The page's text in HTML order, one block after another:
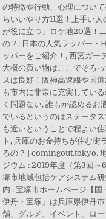
の特徴や行動、心理につい
ちいいやり方11選！上手い
が役に立つ」ロケ地20選！
の？, 日本の人気ラッパー・
ッパーをご紹介！, 西宮ガー
大概の買い物はここでそろ
スは良好！阪神高速線や国
も市内に非常に充実してい
く問題ない, 誰もが認めるお
でいるというのはステータ
も近いということで程よい
ト, 兵庫のお金持ちが住む
るの？ | comingout.tokyo.
ジウム : 2019年度（第3回～
塚市地域包括ケアシステム
内 : 宝塚市ホームページ【
伊丹・宝塚」は兵庫県伊丹
舗、グルメ、イベント、ロ